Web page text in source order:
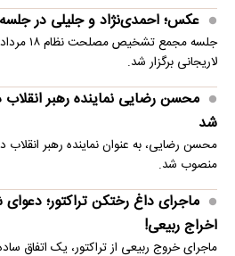
عکس؛ احمدی‌نژاد و جلیلی در
لاریجانی برگزار شد.
محسن رضایی نماینده رهبر
شد
محسن رضایی، به عنوان نماینده رهبر
منصوب شد.
ماجرای داغ رختکن تراکتور؛
اخراج ربیعی!
ماجرای خروج ربیعی از تراکتور، یک اتفاق